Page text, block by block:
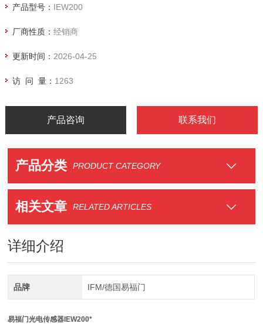
越 1969 年10 月 ifm开始推出的实体产品。
产品型号： IEW200
厂商性质： 经销商
更新时间： 2026-04-25
访 问 量： 1263
产品咨询 联系我们
产品分类 PRODUCT CATEGORY
相关文章 RELATED ARTICLES
详细介绍
品牌 IFM/德国易福门
易福门光电传感器IEW200*